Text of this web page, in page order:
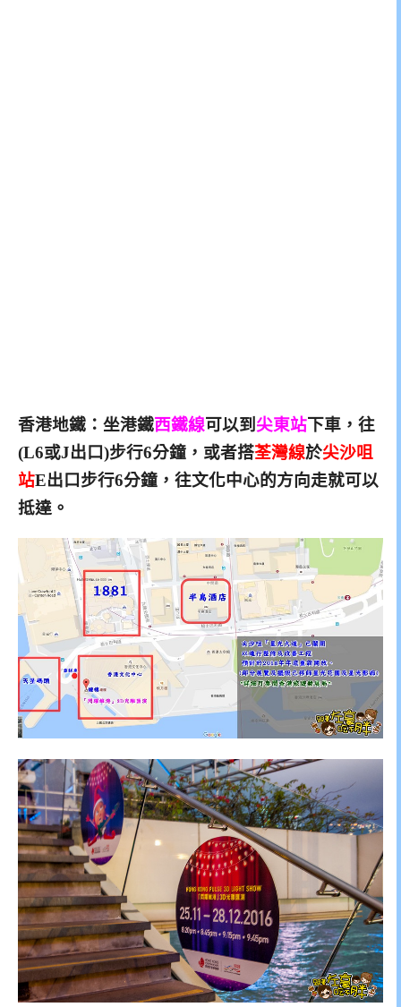
香港地鐵： 坐港鐵西鐵線可以到尖東站下車， 往
(L6或J出口)步行6分鐘，或者搭荃灣線於尖沙咀
站E出口步行6分鐘， 往文化中心的方向走就可以
抵達。